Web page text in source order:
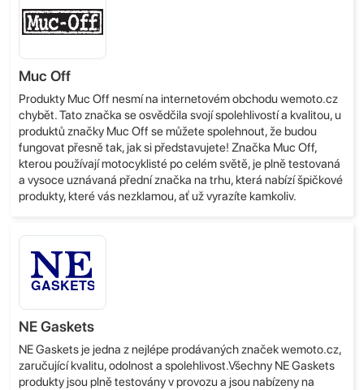
Muc Off
Produkty Muc Off nesmí na internetovém obchodu wemoto.cz
chybět. Tato značka se osvědčila svojí spolehlivostí a kvalitou, u
produktů značky Muc Off se můžete spolehnout, že budou
fungovat přesně tak, jak si představujete! Značka Muc Off,
kterou používají motocyklisté po celém světě, je plně testovaná
a vysoce uznávaná přední značka na trhu, která nabízí špičkové
produkty, které vás nezklamou, ať už vyrazíte kamkoliv.
NE Gaskets
NE Gaskets je jedna z nejlépe prodávaných značek wemoto.cz,
zaručující kvalitu, odolnost a spolehlivost.Všechny NE Gaskets
produkty jsou plně testovány v provozu a jsou nabízeny na